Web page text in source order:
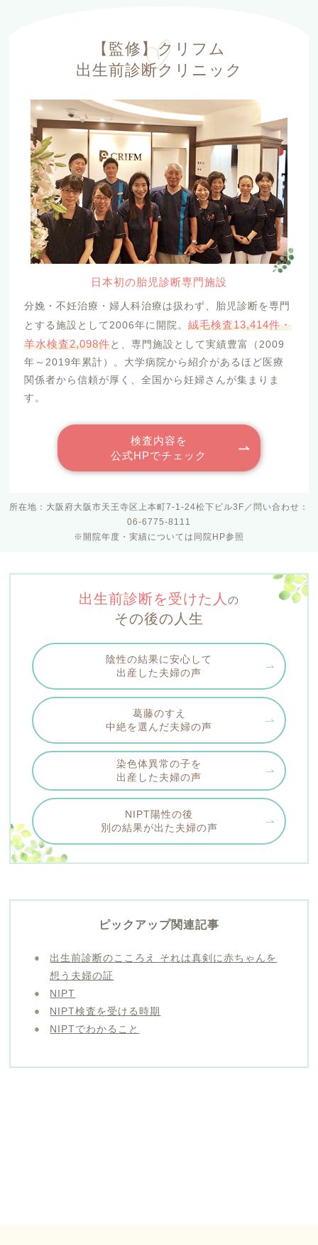
【監修】クリフム
出生前診断クリニック
日本初の胎児診断専門施設
分娩・不妊治療・婦人科治療は扱わず、胎児診断を専門
とする施設として2006年に開院。 絨毛検査13,414件・
羊水検査2,098件と、専門施設として実績豊富（2009
年～2019年累計）。大学病院から紹介があるほど医療
関係者から信頼が厚く、全国から妊婦さんが集まりま
す。
検査内容を
公式HPでチェック
所在地：大阪府大阪市天王寺区上本町7-1-24松下ビル3F／問い合わせ：
06-6775-8111
※開院年度・実績については同院HP参照
出生前診断を受けた人 の
その後の人生
陰性の結果に安心して
出産した夫婦の声
葛藤のすえ
中絶を選んだ夫婦の声
染色体異常の子を
出産した夫婦の声
NIPT陽性の後
別の結果が出た夫婦の声
ピックアップ関連記事
出生前診断のこころえ それは真剣に赤ちゃんを
想う夫婦の証
NIPT
NIPT検査を受ける時期
NIPTでわかること